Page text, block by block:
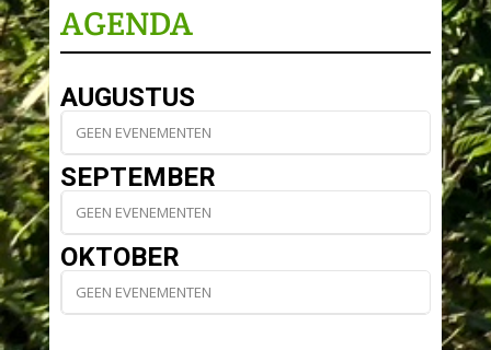
AGENDA
AUGUSTUS
GEEN EVENEMENTEN
SEPTEMBER
GEEN EVENEMENTEN
OKTOBER
GEEN EVENEMENTEN